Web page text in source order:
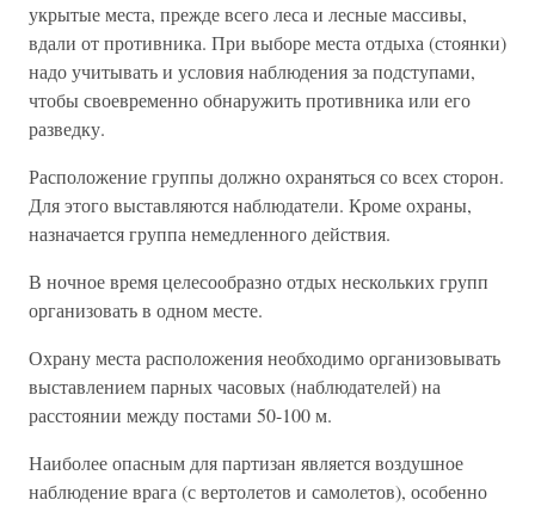
укрытые места, прежде всего леса и лесные массивы,
вдали от противника. При выборе места отдыха (стоянки)
надо учитывать и условия наблюдения за подступами,
чтобы своевременно обнаружить противника или его
разведку.
Расположение группы должно охраняться со всех сторон.
Для этого выставляются наблюдатели. Кроме охраны,
назначается группа немедленного действия.
В ночное время целесообразно отдых нескольких групп
организовать в одном месте.
Охрану места расположения необходимо организовывать
выставлением парных часовых (наблюдателей) на
расстоянии между постами 50-100 м.
Наиболее опасным для партизан является воздушное
наблюдение врага (с вертолетов и самолетов), особенно